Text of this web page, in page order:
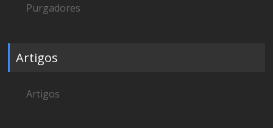
Purgadores
Artigos
Artigos